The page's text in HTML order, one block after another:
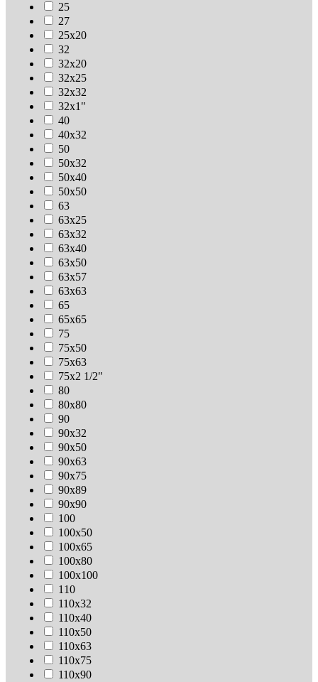
25
27
25х20
32
32х20
32х25
32х32
32х1"
40
40х32
50
50х32
50х40
50х50
63
63х25
63х32
63х40
63х50
63х57
63х63
65
65х65
75
75х50
75х63
75х2 1/2"
80
80х80
90
90х32
90х50
90х63
90х75
90х89
90х90
100
100х50
100х65
100х80
100х100
110
110х32
110х40
110х50
110х63
110х75
110х90